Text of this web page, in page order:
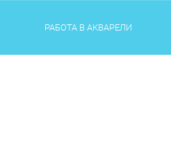
РАБОТА В АКВАРЕЛИ